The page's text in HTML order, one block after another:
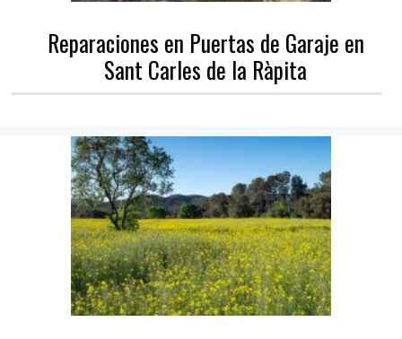
Reparaciones en Puertas de Garaje en
Sant Carles de la Ràpita